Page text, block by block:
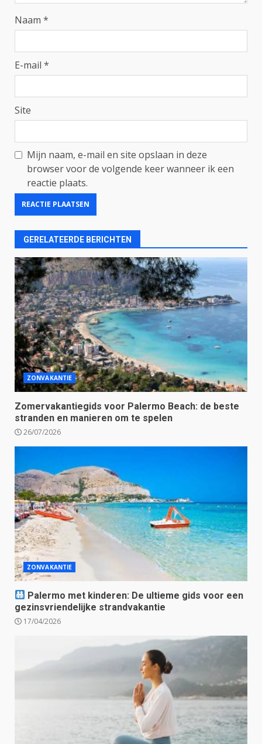
Naam *
E-mail *
Site
Mijn naam, e-mail en site opslaan in deze
browser voor de volgende keer wanneer ik een
reactie plaats.
GERELATEERDE BERICHTEN
ZONVAKANTIE
Zomervakantiegids voor Palermo Beach: de beste
stranden en manieren om te spelen
26/07/2026
ZONVAKANTIE
Palermo met kinderen: De ultieme gids voor een
gezinsvriendelijke strandvakantie
17/04/2026